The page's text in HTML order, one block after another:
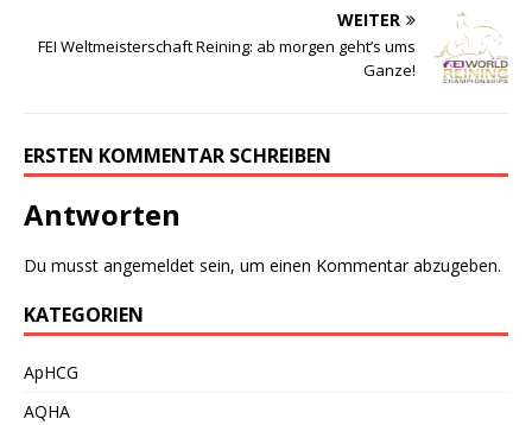
WEITER
FEI Weltmeisterschaft Reining: ab morgen geht’s ums
Ganze!
ERSTEN KOMMENTAR SCHREIBEN
Antworten
Du musst angemeldet sein, um einen Kommentar abzugeben.
KATEGORIEN
ApHCG
AQHA